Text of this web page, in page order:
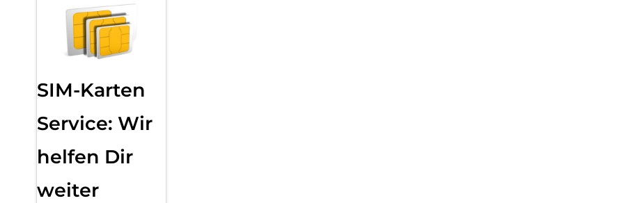
SIM-Karten
Service: Wir
helfen Dir
weiter